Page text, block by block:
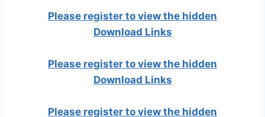
Please register to view the hidden
Download Links
Please register to view the hidden
Download Links
Please register to view the hidden